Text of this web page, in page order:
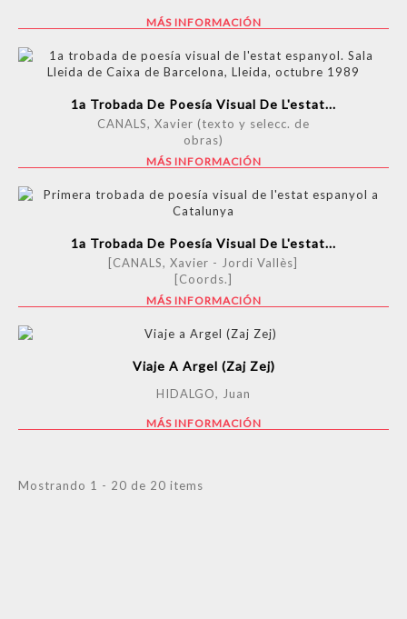
MÁS INFORMACIÓN
1a Trobada De Poesía Visual De L'estat...
CANALS, Xavier (texto y selecc. de
obras)
MÁS INFORMACIÓN
1a Trobada De Poesía Visual De L'estat...
[CANALS, Xavier - Jordi Vallès]
[Coords.]
MÁS INFORMACIÓN
Viaje A Argel (Zaj Zej)
HIDALGO, Juan
MÁS INFORMACIÓN
Mostrando 1 - 20 de 20 items